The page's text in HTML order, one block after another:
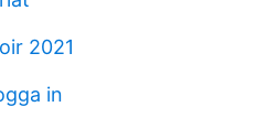
2021
in